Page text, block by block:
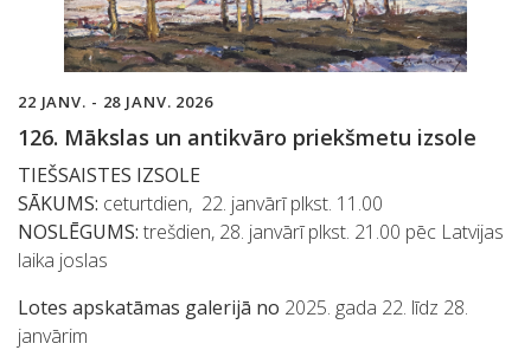
22 JANV. - 28 JANV. 2026
126. Mākslas un antikvāro priekšmetu izsole
TIEŠSAISTES IZSOLE
SĀKUMS: ceturtdien, 22. janvārī plkst. 11.00
NOSLĒGUMS: trešdien, 28. janvārī plkst. 21.00 pēc Latvijas
laika joslas
Lotes apskatāmas galerijā no 2025. gada 22. līdz 28.
janvārim